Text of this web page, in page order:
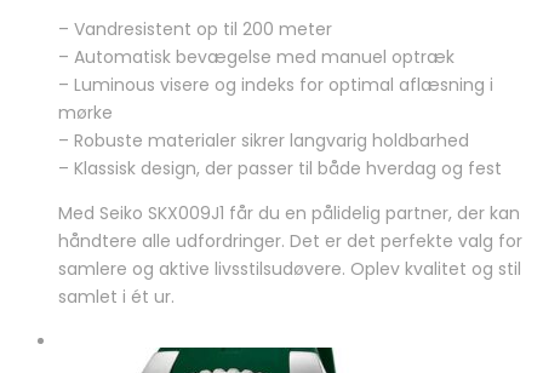
– Vandresistent op til 200 meter
– Automatisk bevægelse med manuel optræk
– Luminous visere og indeks for optimal aflæsning i
mørke
– Robuste materialer sikrer langvarig holdbarhed
– Klassisk design, der passer til både hverdag og fest
Med Seiko SKX009J1 får du en pålidelig partner, der kan
håndtere alle udfordringer. Det er det perfekte valg for
samlere og aktive livsstilsudøvere. Oplev kvalitet og stil
samlet i ét ur.